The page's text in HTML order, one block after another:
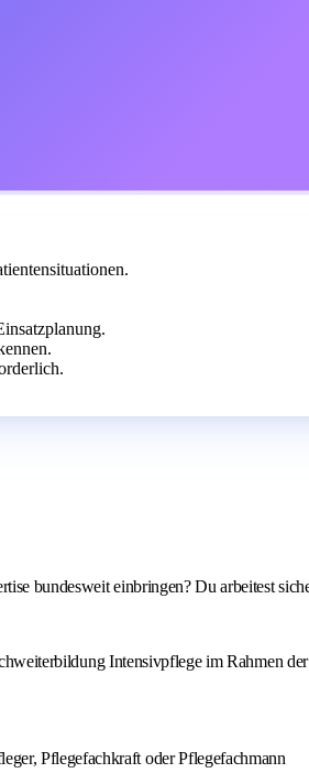
bundesweit einbringen? Du arbeitest
Intensivpflege im Rahmen
Pflegefachkraft oder Pflegefachmann